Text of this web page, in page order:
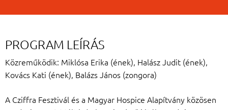
PROGRAM LEÍRÁS
Közreműködik: Miklósa Erika (ének), Halász Judit (ének),
Kovács Kati (ének), Balázs János (zongora)
A Cziffra Fesztivál és a Magyar Hospice Alapítvány közösen